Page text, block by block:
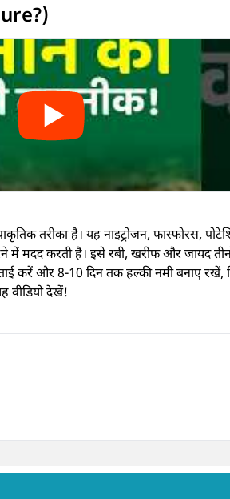
तरीका है। यह नाइट्रोजन, फास्फोरस,
में मदद करती है। इसे रबी, खरीफ और जायद
करें और 8-10 दिन तक हल्की नमी बनाए रखें,
वीडियो देखें!